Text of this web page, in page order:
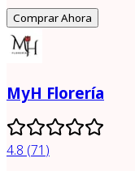
Comprar Ahora
MyH Florería
4.8 (71 )